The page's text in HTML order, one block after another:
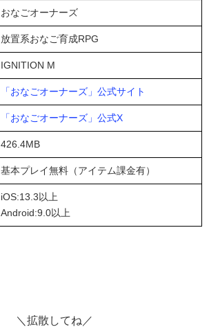
おなごオーナーズ
放置系おなご育成RPG
IGNITION M
「おなごオーナーズ」公式サイト
「おなごオーナーズ」公式X
426.4MB
基本プレイ無料（アイテム課金有）
iOS:13.3以上
Android:9.0以上
＼拡散してね／